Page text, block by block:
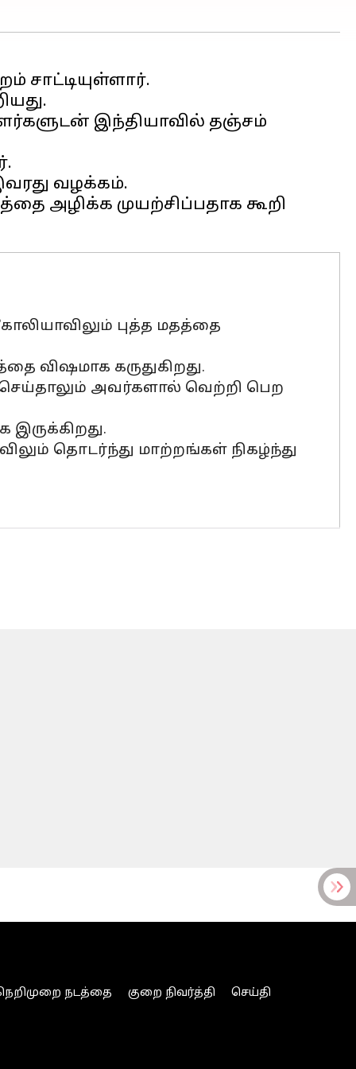
சாட்டியுள்ளார்.
இந்தியாவில் தஞ்சம்
வழக்கம்.
அழிக்க முயற்சிப்பதாக கூறி
புத்த மதத்தை
விஷமாக கருதுகிறது.
அவர்களால் வெற்றி பெற
தொடர்ந்து மாற்றங்கள் நிகழ்ந்து
நடத்தை குறை நிவர்த்தி
செய்தி